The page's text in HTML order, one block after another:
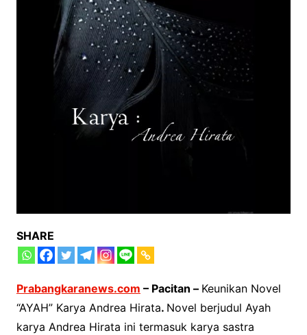
SHARE
Prabangkaranews.com – Pacitan – Keunikan Novel
“AYAH” Karya Andrea Hirata. Novel berjudul Ayah
karya Andrea Hirata ini termasuk karya sastra